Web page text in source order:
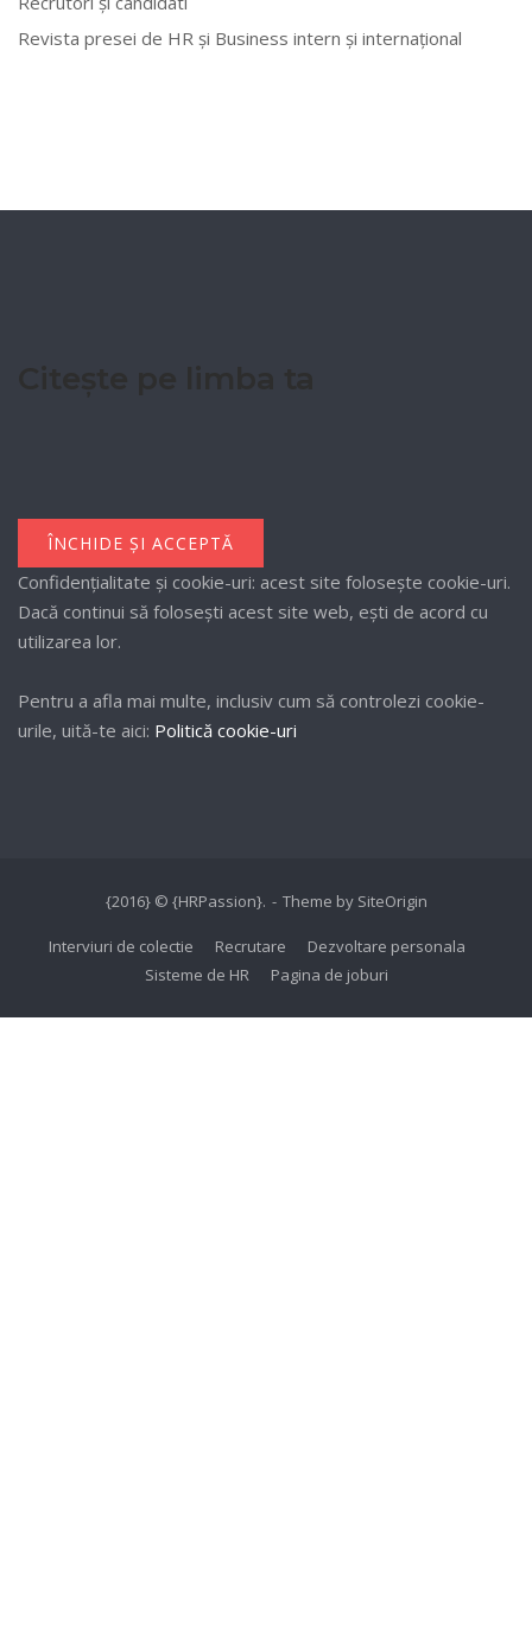
Revista presei de HR și Business intern și internațional
Confidențialitate și cookie-uri: acest site folosește cookie-uri.
Dacă continui să folosești acest site web, ești de acord cu
utilizarea lor.
Pentru a afla mai multe, inclusiv cum să controlezi cookie-
urile, uită-te aici: Politică cookie-uri
{2016} © {HRPassion}. Theme by SiteOrigin
Interviuri de colectie Recrutare
Dezvoltare personala
Sisteme de HR
Pagina de joburi